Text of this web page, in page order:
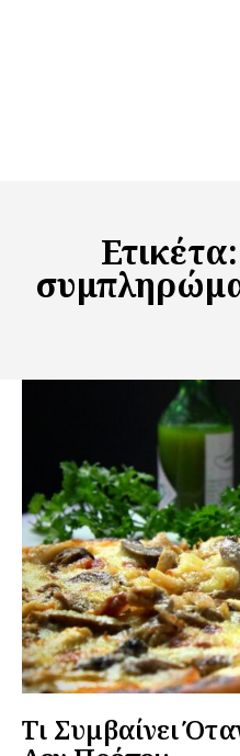
Ετικέτα:
Τι Συμβαίνει